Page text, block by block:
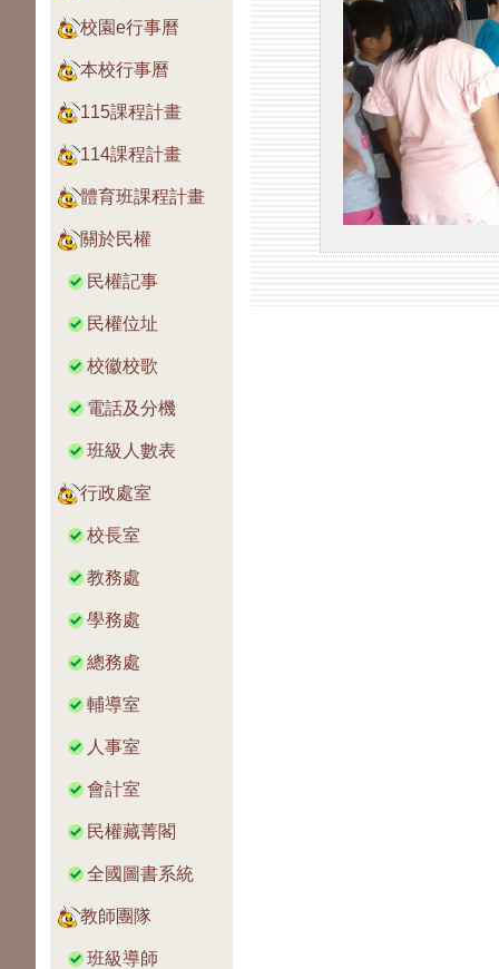
校園e行事曆
本校行事曆
115課程計畫
114課程計畫
體育班課程計畫
關於民權
民權記事
民權位址
校徽校歌
電話及分機
班級人數表
行政處室
校長室
教務處
學務處
總務處
輔導室
人事室
會計室
民權藏菁閣
全國圖書系統
教師團隊
班級導師